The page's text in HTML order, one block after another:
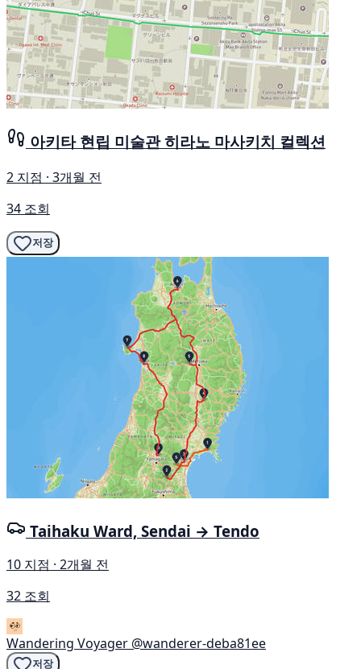
아키타 현립 미술관 히라노 마사키치 컬렉션
2 지점 · 3개월 전
34 조회
저장
Taihaku Ward, Sendai → Tendo
10 지점 · 2개월 전
32 조회
Wandering Voyager @wanderer-deba81ee
저장